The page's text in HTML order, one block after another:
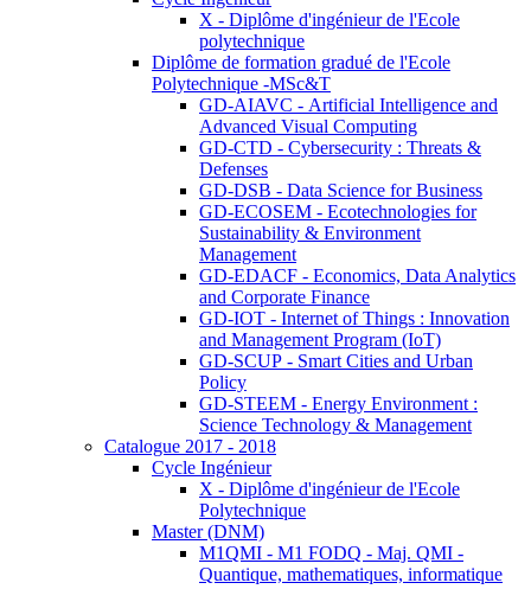
X - Diplôme d'ingénieur de l'Ecole
polytechnique
Diplôme de formation gradué de l'Ecole
Polytechnique -MSc&T
GD-AIAVC - Artificial Intelligence and
Advanced Visual Computing
GD-CTD - Cybersecurity : Threats &
Defenses
GD-DSB - Data Science for Business
GD-ECOSEM - Ecotechnologies for
Sustainability & Environment
Management
GD-EDACF - Economics, Data Analytics
and Corporate Finance
GD-IOT - Internet of Things : Innovation
and Management Program (IoT)
GD-SCUP - Smart Cities and Urban
Policy
GD-STEEM - Energy Environment :
Science Technology & Management
Catalogue 2017 - 2018
Cycle Ingénieur
X - Diplôme d'ingénieur de l'Ecole
Polytechnique
Master (DNM)
M1QMI - M1 FODQ - Maj. QMI -
Quantique, mathematiques, informatique